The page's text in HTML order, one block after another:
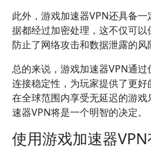
此外，游戏加速器VPN还具备
据都经过加密处理，这不仅可
防止了网络攻击和数据泄露的风
总的来说，游戏加速器VPN通
连接稳定性，为玩家提供了更
在全球范围内享受无延迟的游
速器VPN将是一个明智的决定。
使用游戏加速器